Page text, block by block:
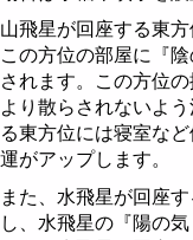
山飛星が回座する東
この方位の部屋に『
されます。この方位
より散らされないよ
る東方位には寝室な
運がアップします。
また、水飛星が回座
し、水飛星の『陽の